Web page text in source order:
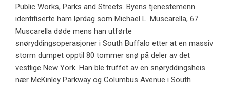
Public Works, Parks and Streets. Byens tjenestemenn
identifiserte ham lørdag som Michael L. Muscarella, 67.
Muscarella døde mens han utførte
snøryddingsoperasjoner i South Buffalo etter at en massiv
storm dumpet opptil 80 tommer snø på deler av det
vestlige New York. Han ble truffet av en snøryddingsheis
nær McKinley Parkway og Columbus Avenue i South